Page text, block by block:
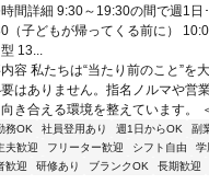
間詳細 9:30～19:30の間で週1日
（子どもが帰ってくる前に）
13...
容 私たちは“当たり前のこと”を
はありません。指名ノルマや営
き合える環境を整えています。
務OK 社員登用あり 週1日からOK 副
夫歓迎
フリーター歓迎 シフト自由 学
歓迎
研修あり ブランクOK 長期歓迎